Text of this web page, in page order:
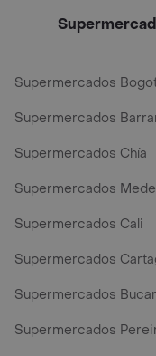
Supermercados
Supermercados
Supermercados Chía
Supermercados
Supermercados Cali
Supermercados
Supermercados
Supermercados